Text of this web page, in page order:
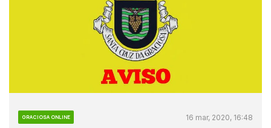
GRACIOSA ONLINE 16 mar, 2020, 16:48